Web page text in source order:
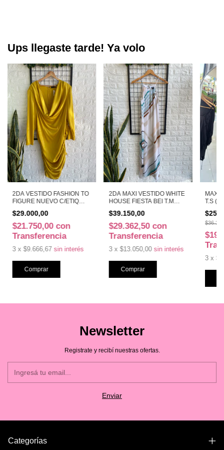
Ups llegaste tarde! Ya volo
2DA VESTIDO FASHION TO
FIGURE NUEVO C/ETIQ
SATEN T. AM (E17492)
$29.000,00
$21.750,00 con
Transferencia
3 x $9.666,67 sin interés
2DA MAXI VESTIDO WHITE
HOUSE FIESTA BEI T.M
(26958)
$39.150,00
$29.362,50 con
Transferencia
3 x $13.050,00 sin interés
MAXI
T.S
3 x
Newsletter
Registrate y recibí nuestras ofertas.
Categorías